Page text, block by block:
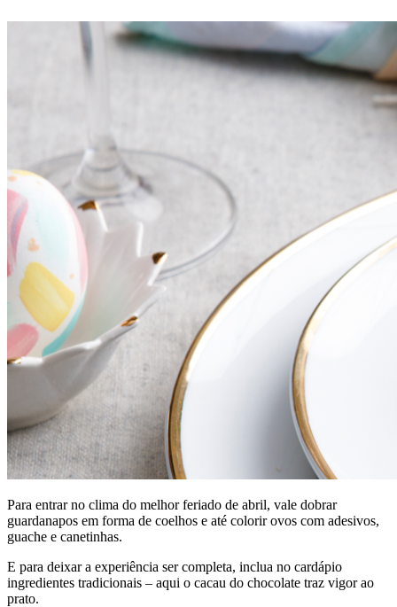
Para entrar no clima do melhor feriado de abril, vale dobrar
guardanapos em forma de coelhos e até colorir ovos com adesivos,
guache e canetinhas.
E para deixar a experiência ser completa, inclua no cardápio
ingredientes tradicionais – aqui o cacau do chocolate traz vigor ao
prato.